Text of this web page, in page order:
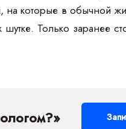
на которые в
Только заранее